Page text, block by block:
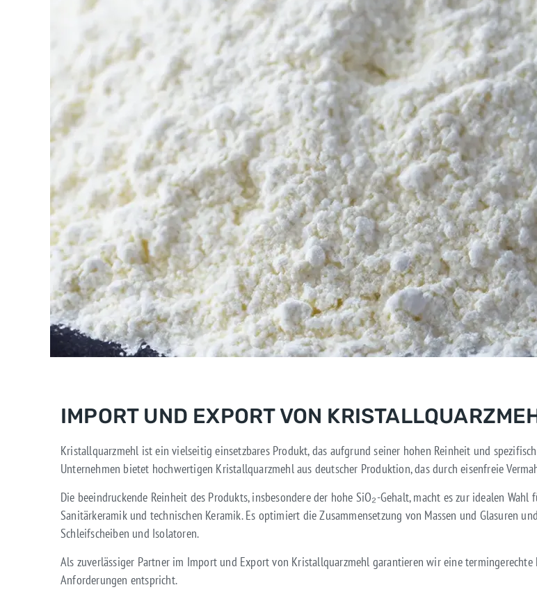
IMPORT UND EXPORT VON
Kristallquarzmehl ist ein vielseitig einsetzbares Produkt, das aufgrund seiner hohen Reinheit und
Unternehmen bietet hochwertigen Kristallquarzmehl aus deutscher Produktion, das durch eisenfreie
Die beeindruckende Reinheit des Produkts, insbesondere der hohe SiO₂-Gehalt, macht es zur idealen
Sanitärkeramik und technischen Keramik. Es optimiert die Zusammensetzung von Massen und Glasuren
Schleifscheiben und Isolatoren.
Als zuverlässiger Partner im Import und Export von Kristallquarzmehl garantieren wir eine
Anforderungen entspricht.